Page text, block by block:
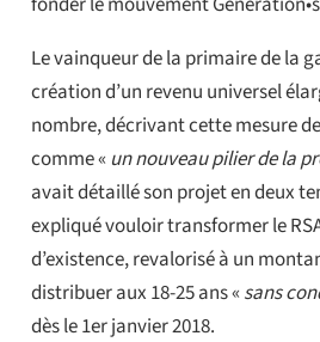
Le vainqueur de la primaire de la
création d’un revenu universel
nombre, décrivant cette mesure
comme « un nouveau pilier de la
avait détaillé son projet en deux
expliqué vouloir transformer le
d’existence, revalorisé à un
distribuer aux 18-25 ans «sans
dès le 1er janvier 2018.